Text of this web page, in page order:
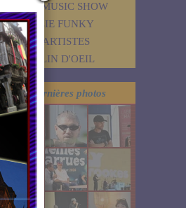
ROSKO MUSIC SHOW
RAP FOLIE FUNKY
F10 ITV ARTISTES
PETIT CLIN D'OEIL
Dernières photos